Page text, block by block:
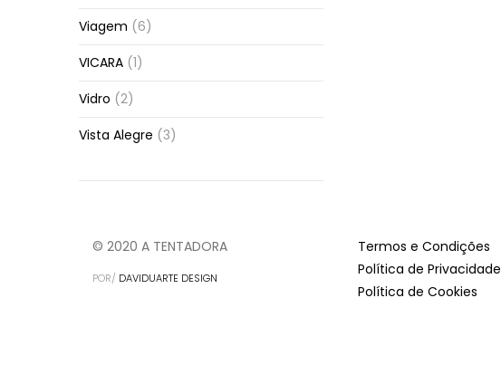
Viagem (6)
VICARA (1)
Vidro (2)
Vista Alegre (3)
© 2020 A TENTADORA
POR/ DAVIDUARTE DESIGN
Termos e Condições
Política de Privacidade
Política de Cookies